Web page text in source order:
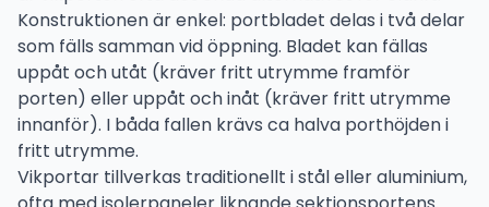
Konstruktionen är enkel: portbladet delas i två delar
som fälls samman vid öppning. Bladet kan fällas
uppåt och utåt (kräver fritt utrymme framför
porten) eller uppåt och inåt (kräver fritt utrymme
innanför). I båda fallen krävs ca halva porthöjden i
fritt utrymme.
Vikportar tillverkas traditionellt i stål eller aluminium,